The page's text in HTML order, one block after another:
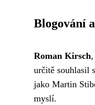
Blogování
Roman Kirsch
určitě souhlasil
jako Martin
myslí.